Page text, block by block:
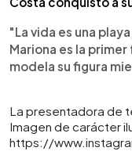
"La vida es una
Mariona es la
modela su figura
La presentadora de
Imagen de carácter
https://